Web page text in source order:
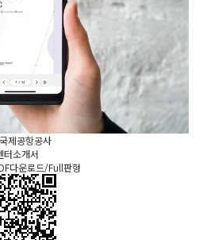
제공항공사
터소개서
다운로드/Full판형